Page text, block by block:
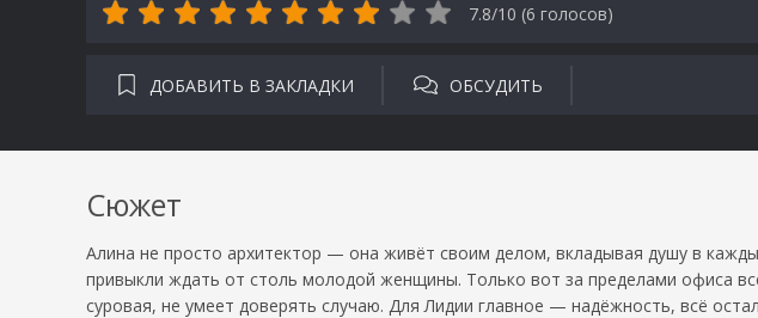
7.8/10 (6 голосов)
ДОБАВИТЬ В ЗАКЛАДКИ ОБСУДИТЬ
Сюжет
Алина не просто архитектор — она живёт своим делом, вкладывая душу в
привыкли ждать от столь молодой женщины. Только вот за пределами офиса
суровая, не умеет доверять случаю. Для Лидии главное — надёжность, всё